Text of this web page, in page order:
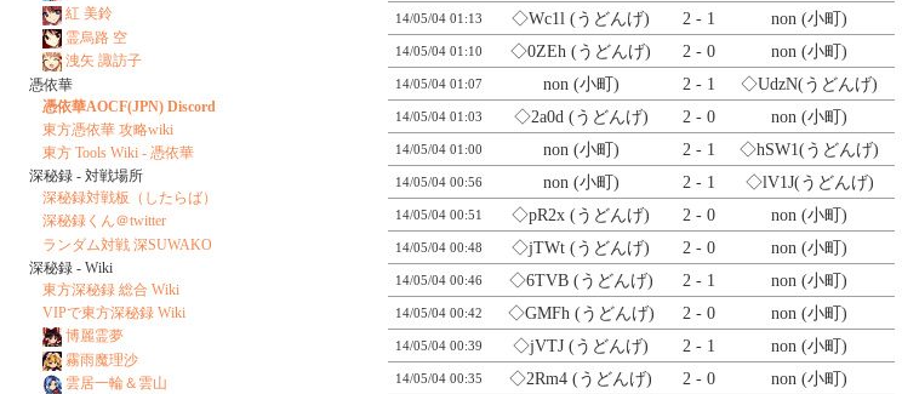
14/05/04 01:13 ◇Wc1l (うどんげ) 2 - 1 non (小町)
14/05/04 01:10 ◇0ZEh (うどんげ) 2 - 0 non (小町)
14/05/04 01:07 non (小町) 2 - 1 ◇UdzN(うどんげ)
14/05/04 01:03 ◇2a0d(うどんげ) 2 - 0 non (小町)
14/05/04 01:00 non (小町) 2 - 1 ◇hSW1(うどんげ)
14/05/04 00:56 non (小町) 2 - 1 ◇lV1J(うどんげ)
14/05/04 00:51 ◇pR2x (うどんげ) 2 - 0 non (小町)
14/05/04 00:48 ◇jTWt (うどんげ) 2 - 0 non (小町)
14/05/04 00:46 ◇6TVB(うどんげ) 2 - 1 non (小町)
14/05/04 00:42 ◇GMFh(うどんげ) 2 - 0 non (小町)
14/05/04 00:39 ◇jVTJ (うどんげ) 2 - 1 non (小町)
14/05/04 00:35 ◇2Rm4 (うどんげ) 2 - 0 non (小町)
紅 美鈴
霊烏路 空
洩矢 諏訪子
憑依華
憑依華AOCF(JPN) Discord
東方憑依華 攻略wiki
東方 Tools Wiki - 憑依華
深秘録 - 対戦場所
深秘録対戦板（したらば）
深秘録くん＠twitter
ランダム対戦 深SUWAKO
深秘録 - Wiki
東方深秘録 総合 Wiki
VIPで東方深秘録 Wiki
博麗霊夢
霧雨魔理沙
雲居一輪＆雲山